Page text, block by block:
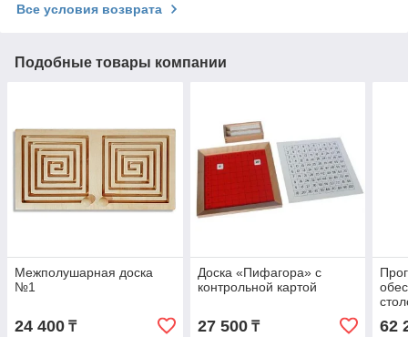
Все условия возврата
Подобные товары компании
Межполушарная доска
№1
24 400 ₸
Доска «Пифагора» с
контрольной картой
27 500₸ 62